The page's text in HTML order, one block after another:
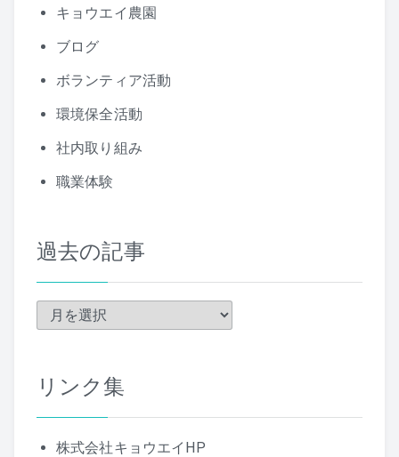
キョウエイ農園
ブログ
ボランティア活動
環境保全活動
社内取り組み
職業体験
過去の記事
記
リンク集
株式会社キョウエイHP